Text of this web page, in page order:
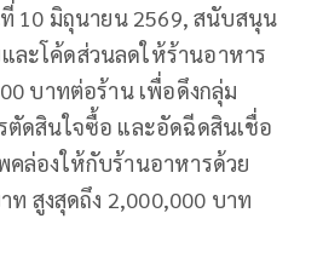
10 มิถุนายน 2569, สนับสนุน
ละโค้ดส่วนลดให้ร้านอาหาร
บาทต่อร้าน เพื่อดึงกลุ่ม
ตัดสินใจซื้อ และอัดฉีดสินเชื่อ
คล่องให้กับร้านอาหารด้วย
ท สูงสุดถึง 2,000,000 บาท